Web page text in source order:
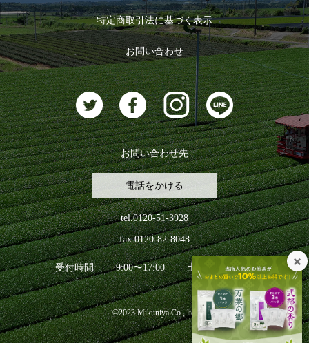
おすすめのお茶
お茶に合うスイーツ
ログイン
ログアウト
特定商取引法に基づく表示
お問い合わせ
お問い合わせ先
電話をかける
tel.0120-51-3928
fax.0120-82-8048
受付時間 9:00〜17:00 土日祝日を除く
©2023 Mikuniya Co., ltd.